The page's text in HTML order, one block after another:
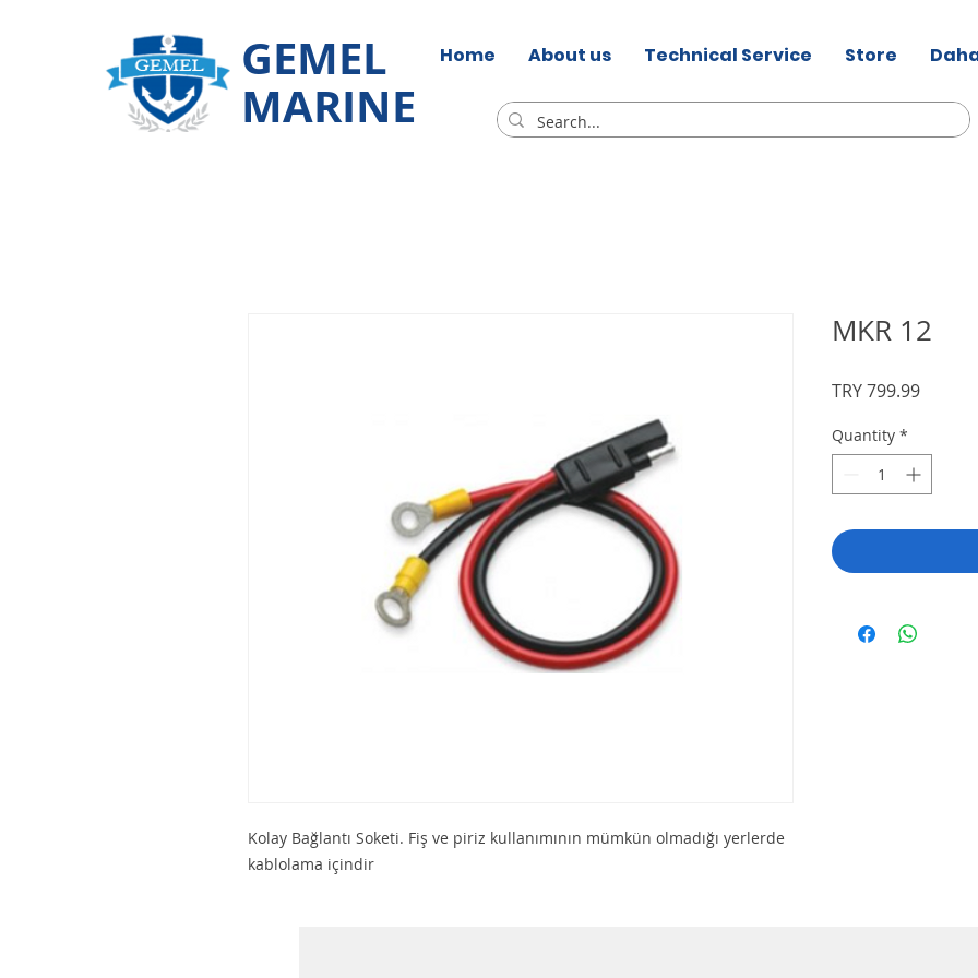
GEMEL
MARINE
Home About us Technical Service Store
Kolay Bağlantı Soketi. Fiş ve piriz kullanımının mümkün olmadığı yerlerde
kablolama içindir
MKR 12
TRY 799.99Price
Quantity *